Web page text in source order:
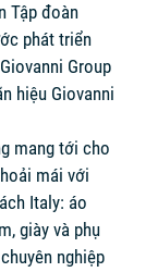
Tập đoàn
phát triển
Group
hiệu Giovanni
mang tới cho
mái với
Italy: áo
giày và phụ
nghiệp